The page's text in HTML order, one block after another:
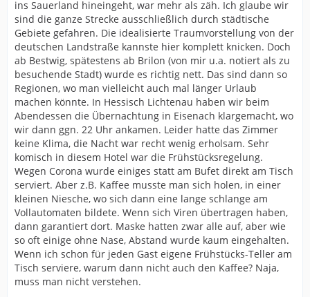
ins Sauerland hineingeht, war mehr als zäh. Ich glaube wir
sind die ganze Strecke ausschließlich durch städtische
Gebiete gefahren. Die idealisierte Traumvorstellung von der
deutschen Landstraße kannste hier komplett knicken. Doch
ab Bestwig, spätestens ab Brilon (von mir u.a. notiert als zu
besuchende Stadt) wurde es richtig nett. Das sind dann so
Regionen, wo man vielleicht auch mal länger Urlaub
machen könnte. In Hessisch Lichtenau haben wir beim
Abendessen die Übernachtung in Eisenach klargemacht, wo
wir dann ggn. 22 Uhr ankamen. Leider hatte das Zimmer
keine Klima, die Nacht war recht wenig erholsam. Sehr
komisch in diesem Hotel war die Frühstücksregelung.
Wegen Corona wurde einiges statt am Bufet direkt am Tisch
serviert. Aber z.B. Kaffee musste man sich holen, in einer
kleinen Niesche, wo sich dann eine lange schlange am
Vollautomaten bildete. Wenn sich Viren übertragen haben,
dann garantiert dort. Maske hatten zwar alle auf, aber wie
so oft einige ohne Nase, Abstand wurde kaum eingehalten.
Wenn ich schon für jeden Gast eigene Frühstücks-Teller am
Tisch serviere, warum dann nicht auch den Kaffee? Naja,
muss man nicht verstehen.